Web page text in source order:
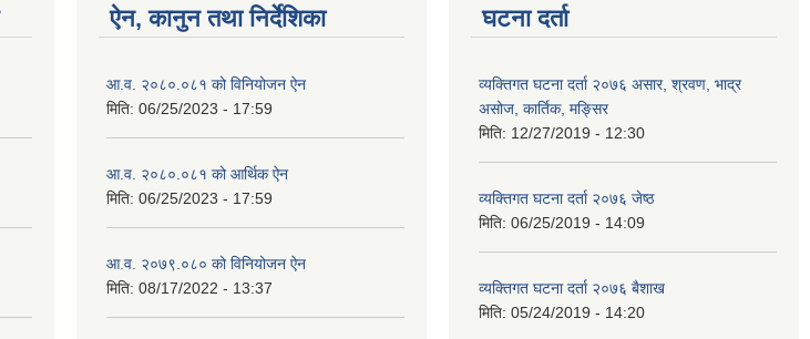
ऐन, कानुन तथा निर्देशिका
आ.व. २०८०.०८१ को विनियोजन ऐन
मिति: 06/25/2023 - 17:59
आ.व. २०८०.०८१ को आर्थिक ऐन
मिति: 06/25/2023 - 17:59
आ.व. २०७९.०८० को विनियोजन ऐन
मिति: 08/17/2022 - 13:37
घटना दर्ता
व्यक्तिगत घटना दर्ता २०७६ असार, श्रवण, भाद्र
असोज, कार्तिक, मङ्सिर
मिति: 12/27/2019 - 12:30
व्यक्तिगत घटना दर्ता २०७६ जेष्ठ
मिति: 06/25/2019 - 14:09
व्यक्तिगत घटना दर्ता २०७६ बैशाख
मिति: 05/24/2019 - 14:20